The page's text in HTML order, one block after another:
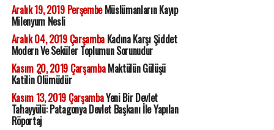
Aralık 19, 2019 PerşembeMüslümanların Kayıp
Milenyum Nesli
Aralık 04, 2019 ÇarşambaKadına Karşı Şiddet
Modern Ve Seküler Toplumun Sorunudur
Kasım 20, 2019 ÇarşambaMaktülün Gülüşü
Katilin Ölümüdür
Kasım 13, 2019 ÇarşambaYeni Bir Devlet
Tahayyülü: Patagonya Devlet Başkanı İle Yapılan
Röportaj